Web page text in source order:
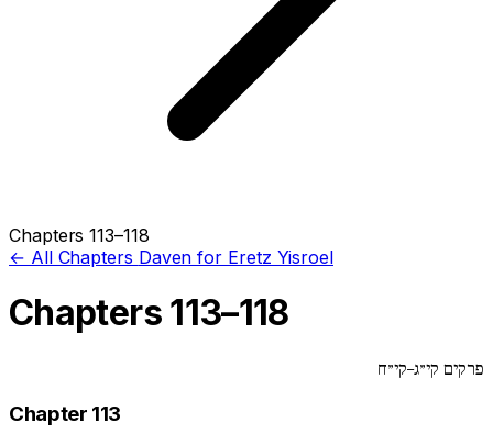
Chapters 113–118
← All Chapters Daven for Eretz Yisroel
Chapters 113–118
פרקים קי״ג–קי״ח
Chapter 113